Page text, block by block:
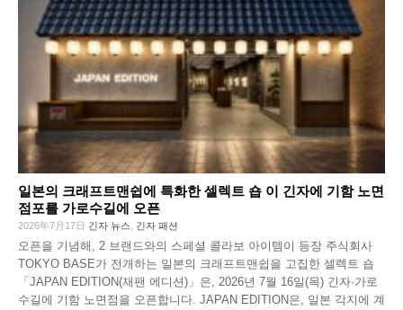
일본의 크래프트맨쉽에 특화한 셀렉트 숍 이 긴자에 기함 노면
점포를 가로수길에 오픈
2026年7月17日 긴자 뉴스 긴자 패션
오픈을 기념해, 2 브랜드와의 스페셜 콜라보 아이템이 등장 주식회사
TOKYO BASE가 전개하는 일본의 크래프트맨쉽을 고집한 셀렉트 숍
「JAPAN EDITION(재팬 에디션)」은, 2026년 7월 16일(목) 긴자·가로
수길에 기함 노면점을 오픈합니다. JAPAN EDITION은, 일본 각지에 계